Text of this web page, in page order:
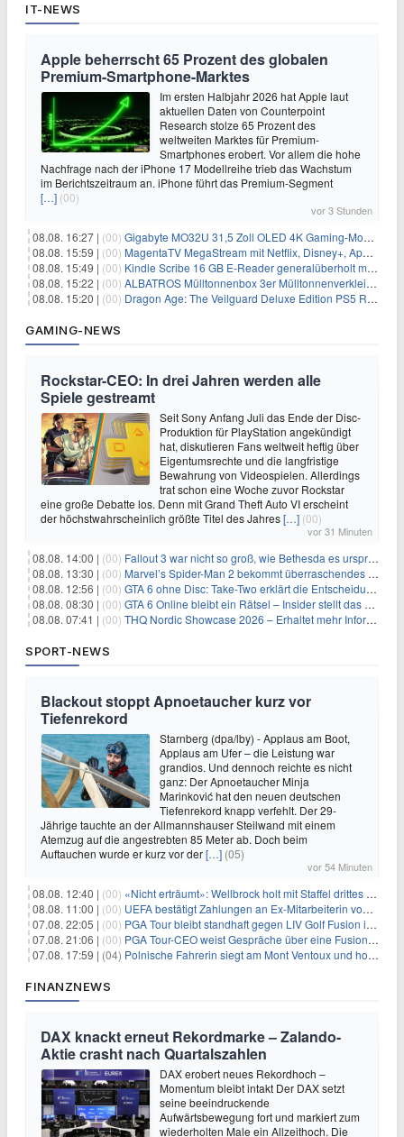
IT-NEWS
Apple beherrscht 65 Prozent des globalen
Premium-Smartphone-Marktes
Im ersten Halbjahr 2026 hat Apple laut
aktuellen Daten von Counterpoint
Research stolze 65 Prozent des
weltweiten Marktes für Premium-
Smartphones erobert. Vor allem die hohe
Nachfrage nach der iPhone 17 Modellreihe trieb das Wachstum
im Berichtszeitraum an. iPhone führt das Premium-Segment
[…] (00)
vor 3 Stunden
08.08. 16:27 | (00) Gigabyte MO32U 31,5 Zoll OLED 4K Gaming-Monitor für 549€
08.08. 15:59 | (00) MagentaTV MegaStream mit Netflix, Disney+, Apple TV+ & RTL+ für 30€/Monat (effektiv 20,83€/Monat)
08.08. 15:49 | (00) Kindle Scribe 16 GB E-Reader generalüberholt mit Eingabestift für 197,99€
08.08. 15:22 | (00) ALBATROS Mülltonnenbox 3er Mülltonnenverkleidung aus Metall für 577,15€
08.08. 15:20 | (00) Dragon Age: The Veilguard Deluxe Edition PS5 Rollenspiel für 13,76€
GAMING-NEWS
Rockstar-CEO: In drei Jahren werden alle
Spiele gestreamt
Seit Sony Anfang Juli das Ende der Disc-
Produktion für PlayStation angekündigt
hat, diskutieren Fans weltweit heftig über
Eigentumsrechte und die langfristige
Bewahrung von Videospielen. Allerdings
trat schon eine Woche zuvor Rockstar
eine große Debatte los. Denn mit Grand Theft Auto VI erscheint
der höchstwahrscheinlich größte Titel des Jahres[…] (00)
vor 31 Minuten
08.08. 14:00 | (00) Fallout 3 war nicht so groß, wie Bethesda es ursprünglich wollte
08.08. 13:30 | (00) Marvel’s Spider-Man 2 bekommt überraschendes PS5-Update mit gewünschter Komfortfunktion
08.08. 12:56 | (00) GTA 6 ohne Disc: Take-Two erklärt die Entscheidung für Download-Codes
08.08. 08:30 | (00) GTA 6 Online bleibt ein Rätsel – Insider stellt das neue Gerücht klar
08.08. 07:41 | (00) THQ Nordic Showcase 2026 – Erhaltet mehr Informationen
SPORT-NEWS
Blackout stoppt Apnoetaucher kurz vor
Tiefenrekord
Starnberg (dpa/lby) - Applaus am Boot,
Applaus am Ufer – die Leistung war
grandios. Und dennoch reichte es nicht
ganz: Der Apnoetaucher Minja
Marinković hat den neuen deutschen
Tiefenrekord knapp verfehlt. Der 29-
Jährige tauchte an der Allmannshauser Steilwand mit einem
Atemzug auf die angestrebten 85 Meter ab. Doch beim
Auftauchen wurde er kurz vor der[…] (05)
vor 54 Minuten
08.08. 12:40 | (00) «Nicht erträumt»: Wellbrock holt mit Staffel drittes EM-Gold
08.08. 11:00 | (00) UEFA bestätigt Zahlungen an Ex-Mitarbeiterin von Infantino
07.08. 22:05 | (00) PGA Tour bleibt standhaft gegen LIV Golf Fusion in einem sich wandelnden Sportumfeld
07.08. 21:06 | (00) PGA Tour-CEO weist Gespräche über eine Fusion mit LIV Golf zurück und bekräftigt die Wettbewerbslandschaft
07.08. 17:59 | (04) Polnische Fahrerin siegt am Mont Ventoux und holt Tour-Gelb
FINANZNEWS
DAX knackt erneut Rekordmarke – Zalando-
Aktie crasht nach Quartalszahlen
DAX erobert neues Rekordhoch –
Momentum bleibt intakt Der DAX setzt
seine beeindruckende
Aufwärtsbewegung fort und markiert zum
wiederholten Male ein Allzeithoch. Die